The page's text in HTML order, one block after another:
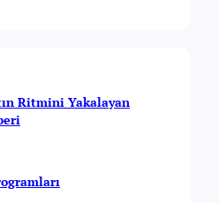
Ritmini Yakalayan